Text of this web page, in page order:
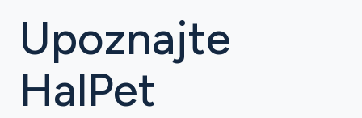
Upoznajte
HalPet